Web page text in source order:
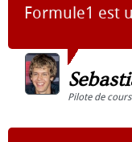
Formule1 est
Pilote de